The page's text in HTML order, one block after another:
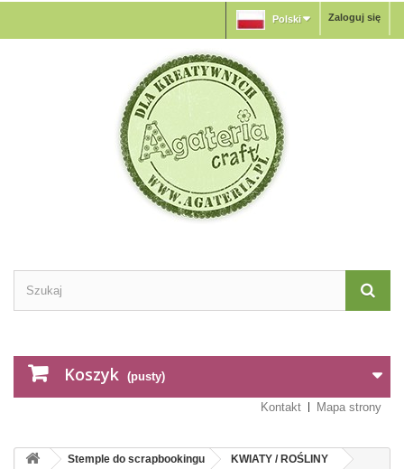
Zaloguj się
Polski
Koszyk (pusty)
Kontakt Mapa strony
Stemple do scrapbookingu
KWIATY / ROŚLINY